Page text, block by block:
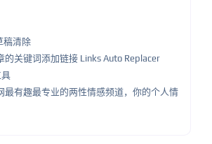
稿清除
的关键词添加链接 Links Auto Replacer
最有趣最专业的两性情感频道，你的个人情